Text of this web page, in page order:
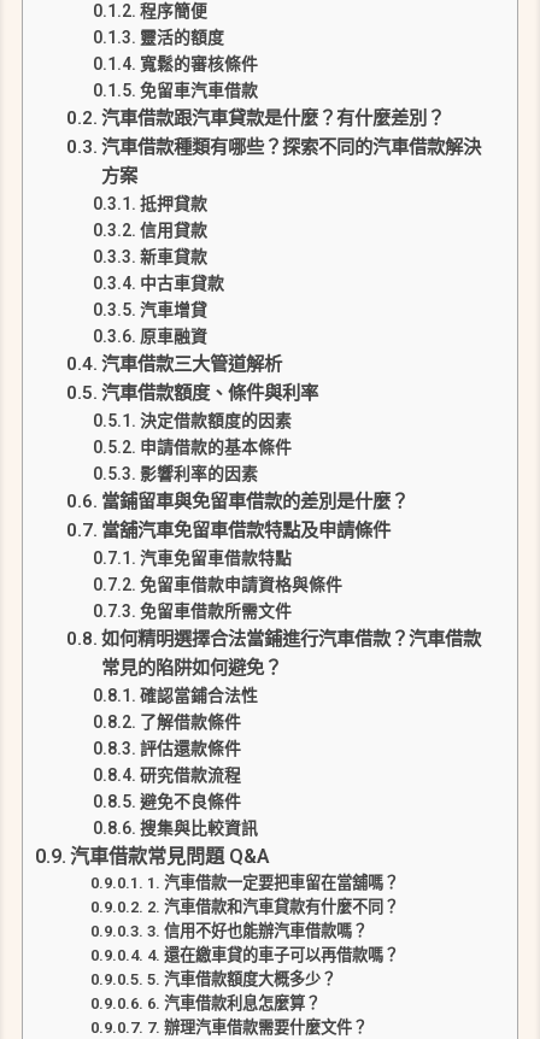
程序簡便
靈活的額度
寬鬆的審核條件
免留車汽車借款
汽車借款跟汽車貸款是什麼？有什麼差別？
汽車借款種類有哪些？探索不同的汽車借款解決
方案
抵押貸款
信用貸款
新車貸款
中古車貸款
汽車增貸
原車融資
汽車借款三大管道解析
汽車借款額度、條件與利率
決定借款額度的因素
申請借款的基本條件
影響利率的因素
當鋪留車與免留車借款的差別是什麼？
當舖汽車免留車借款特點及申請條件
汽車免留車借款特點
免留車借款申請資格與條件
免留車借款所需文件
如何精明選擇合法當鋪進行汽車借款？汽車借款
常見的陷阱如何避免？
確認當鋪合法性
了解借款條件
評估還款條件
研究借款流程
避免不良條件
搜集與比較資訊
汽車借款常見問題 Q&A
1. 汽車借款一定要把車留在當舖嗎？
2. 汽車借款和汽車貸款有什麼不同？
3. 信用不好也能辦汽車借款嗎？
4. 還在繳車貸的車子可以再借款嗎？
5. 汽車借款額度大概多少？
6. 汽車借款利息怎麼算？
7. 辦理汽車借款需要什麼文件？